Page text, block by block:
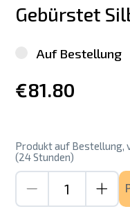
Gebürstet
Auf Bestellung
€81.80
Produkt auf Bestellung,
(24 Stunden)